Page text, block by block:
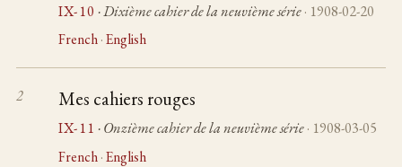
IX-10 · Dixième cahier de la neuvième série· 1908-02-20
French ·English
Mes cahiers rouges
IX-11 · Onzième cahier de la neuvième série· 1908-03-05
French ·English